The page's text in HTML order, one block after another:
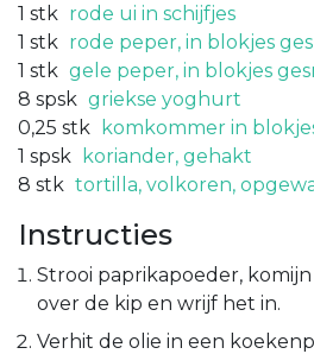
1 stk rode ui in schijfjes
1 stk rode peper, in blokjes
1 stk gele peper, in blokjes
8 spsk griekse yoghurt
0,25 stk
komkommer in
1 spsk
koriander, gehakt
8 stk tortilla, volkoren,
Instructies
Strooi paprikapoeder,
over de kip en wrijf het in.
Verhit de olie in een